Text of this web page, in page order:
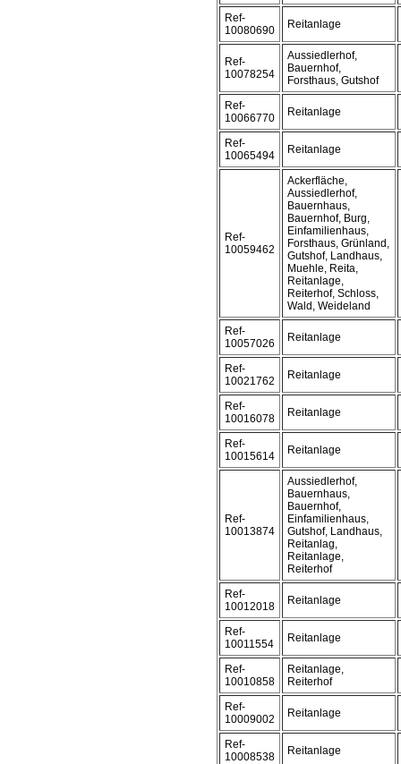
Ref-
10080690
Reitanlage
Ref-
10078254
Aussiedlerhof,
Bauernhof,
Forsthaus, Gutshof
Ref-
10066770
Reitanlage
Ref-
10065494
Reitanlage
Ref-
10059462
Ackerfläche,
Aussiedlerhof,
Bauernhaus,
Bauernhof, Burg,
Einfamilienhaus,
Forsthaus, Grünland,
Gutshof, Landhaus,
Muehle, Reita,
Reitanlage,
Reiterhof, Schloss,
Wald, Weideland
Ref-
10057026
Reitanlage
Ref-
10021762
Reitanlage
Ref-
10016078
Reitanlage
Ref-
10015614
Reitanlage
Ref-
10013874
Aussiedlerhof,
Bauernhaus,
Bauernhof,
Einfamilienhaus,
Gutshof, Landhaus,
Reitanlag,
Reitanlage,
Reiterhof
Ref-
10012018
Reitanlage
Ref-
10011554
Reitanlage
Ref-
10010858
Reitanlage,
Reiterhof
Ref-
10009002
Reitanlage
Ref-
10008538
Reitanlage